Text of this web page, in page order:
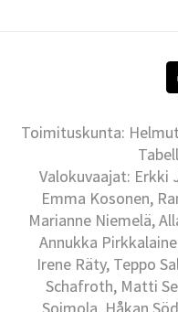
Toimituskunta:
Valokuvaajat: Erkki
Emma Kosonen,
Marianne Niemelä,
Annukka
Irene Räty, Teppo
Schafroth, Matti